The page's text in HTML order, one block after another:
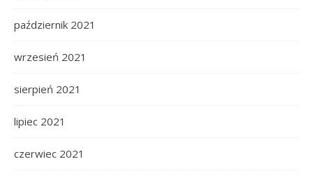
październik 2021
wrzesień 2021
sierpień 2021
lipiec 2021
czerwiec 2021